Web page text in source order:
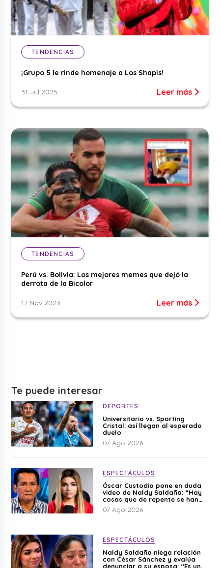
TENDENCIAS
¡Grupo 5 le rinde homenaje a Los Shapis!
31 Jul 2025 Leer más
TENDENCIAS
Perú vs. Bolivia: Los mejores memes que dejó la
derrota de la Bicolor
17 Nov 2023 Leer más
Te puede interesar
DEPORTES
Universitario vs. Sporting
Cristal: así llegan al esperado
duelo
07 Ago 2026
ESPECTÁCULOS
Óscar Custodio pone en duda
video de Naldy Saldaña: “Hay
cosas que de repente se han
editado”
07 Ago 2026
ESPECTÁCULOS
Naldy Saldaña niega relación
con César Sánchez y evalúa
denunciar a su esposa: “Es una